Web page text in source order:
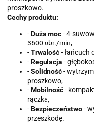
proszkowo.
Cechy produktu:
-Duża moc- 4-
3600 obr./min,
-Trwałość -łańcuch
-Regulacja -
-Solidność-
proszkowo,
-Mobilność-
rączka,
-Bezpieczeństwo-
przeszkodę.